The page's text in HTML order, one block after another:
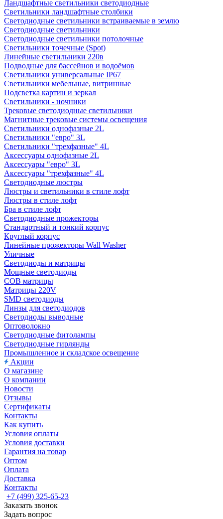
Ландшафтные светильники светодиодные
Светильники ландшафтные столбики
Светодиодные светильники встраиваемые в землю
Светодиодные светильники
Светодиодные светильники потолочные
Светильники точечные (Spot)
Линейные светильники 220в
Подводные для бассейнов и водоёмов
Светильники универсальные IP67
Светильники мебельные, витринные
Подсветка картин и зеркал
Светильники - ночники
Трековые светодиодные светильники
Магнитные трековые системы освещения
Светильники однофазные 2L
Светильники "евро" 3L
Светильники "трехфазные" 4L
Аксессуары однофазные 2L
Аксессуары "евро" 3L
Аксессуары "трехфазные" 4L
Светодиодные люстры
Люстры и светильники в стиле лофт
Люстры в стиле лофт
Бра в стиле лофт
Светодиодные прожекторы
Стандартный и тонкий корпус
Круглый корпус
Линейные прожекторы Wall Washer
Уличные
Светодиоды и матрицы
Мощные светодиоды
COB матрицы
Матрицы 220V
SMD светодиоды
Линзы для светодиодов
Светодиоды выводные
Оптоволокно
Светодиодные фитолампы
Светодиодные гирлянды
Промышленное и складское освещение
Акции
О магазине
О компании
Новости
Отзывы
Сертификаты
Контакты
Как купить
Условия оплаты
Условия доставки
Гарантия на товар
Оптом
Оплата
Доставка
Контакты
+7 (499) 325-65-23
Заказать звонок
Задать вопрос